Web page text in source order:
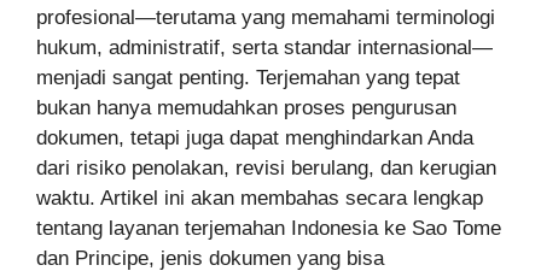
profesional—terutama yang memahami terminologi
hukum, administratif, serta standar internasional—
menjadi sangat penting. Terjemahan yang tepat
bukan hanya memudahkan proses pengurusan
dokumen, tetapi juga dapat menghindarkan Anda
dari risiko penolakan, revisi berulang, dan kerugian
waktu. Artikel ini akan membahas secara lengkap
tentang layanan terjemahan Indonesia ke Sao Tome
dan Principe, jenis dokumen yang bisa